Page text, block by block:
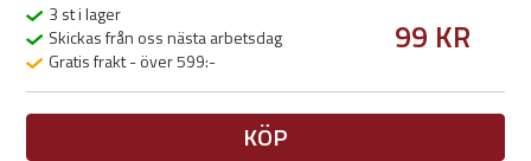
3 st i lager
Skickas från oss nästa arbetsdag
Gratis frakt - över 599:-
99 KR
KÖP